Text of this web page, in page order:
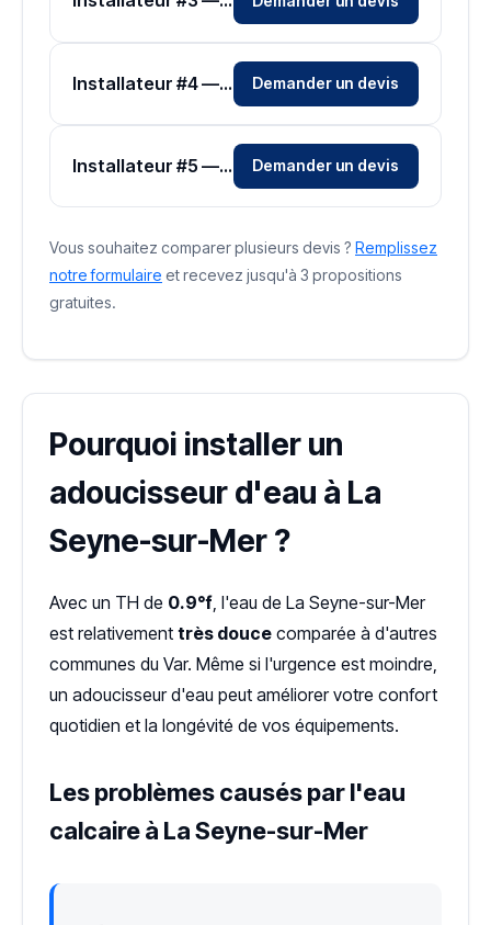
Installateur #4 — Zone Var Demander un devis
Installateur #5 — Zone Var Demander un devis
Vous souhaitez comparer plusieurs devis ? Remplissez
notre formulaire et recevez jusqu'à 3 propositions
gratuites.
Pourquoi installer un
adoucisseur d'eau à La
Seyne-sur-Mer ?
Avec un TH de 0.9°f , l'eau de La Seyne-sur-Mer
est relativement très douce comparée à d'autres
communes du Var. Même si l'urgence est moindre,
un adoucisseur d'eau peut améliorer votre confort
quotidien et la longévité de vos équipements.
Les problèmes causés par l'eau
calcaire à La Seyne-sur-Mer